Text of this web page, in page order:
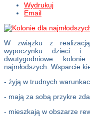
Wydrukuj
Email
W związku z
wypoczynku dzieci i
dwutygodniowe
najmłodszych. Wsparcie
- żyją w trudnych
- mają za sobą przykre
- mieszkają w obszarze